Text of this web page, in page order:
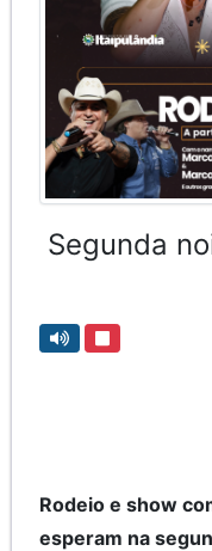
Segunda
Rodeio e show
esperam na